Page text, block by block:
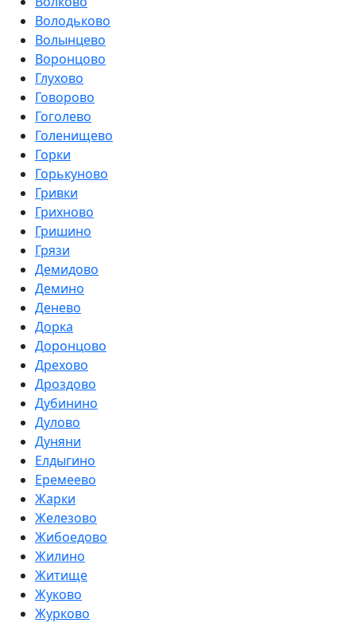
Володьково
Волынцево
Воронцово
Глухово
Говорово
Гоголево
Голенищево
Горки
Горькуново
Гривки
Грихново
Гришино
Грязи
Демидово
Демино
Денево
Дорка
Доронцово
Дрехово
Дроздово
Дубинино
Дулово
Дуняни
Елдыгино
Еремеево
Жарки
Железово
Жибоедово
Жилино
Житище
Жуково
Журково